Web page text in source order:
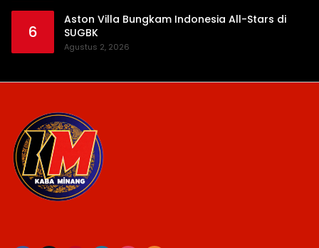
6
Aston Villa Bungkam Indonesia All-Stars di
SUGBK
Agustus 2, 2026